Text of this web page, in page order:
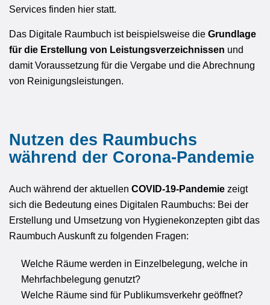
Services finden hier statt.
Das Digitale Raumbuch ist beispielsweise die Grundlage
für die Erstellung von Leistungsverzeichnissen und
damit Voraussetzung für die Vergabe und die Abrechnung
von Reinigungsleistungen.
Nutzen des Raumbuchs
während der Corona-Pandemie
Auch während der aktuellen COVID-19-Pandemie zeigt
sich die Bedeutung eines Digitalen Raumbuchs: Bei der
Erstellung und Umsetzung von Hygienekonzepten gibt das
Raumbuch Auskunft zu folgenden Fragen:
Welche Räume werden in Einzelbelegung, welche in
Mehrfachbelegung genutzt?
Welche Räume sind für Publikumsverkehr geöffnet?